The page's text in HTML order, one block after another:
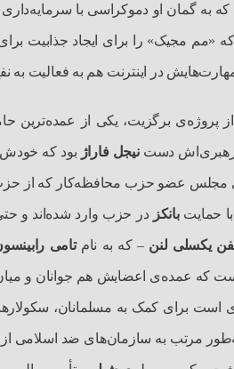
به گمان او دموکراسی با
«مم مجیک» را برای ایجاد جذابیت
در اینترنت هم به فعالیت
پروژه‌ی برگزیت، یکی از عمده‌ترین
رهبری‌اش دستنیجل فاراژ بود که خودش
مجلس عضو حزب محافظه‌کار که از حزب
با حمایتبانکز در حزب وارد شده‌اند و
یکسلی لنن – که به نامتامی‌
که عمده‌ی اعضایش هم جوانان و
است برای کمک به مسلمانان،
مرتب به سازمان‌های ضد اسلامی‌